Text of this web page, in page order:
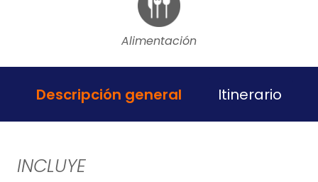
Alimentación
Descripción general Itinerario
INCLUYE